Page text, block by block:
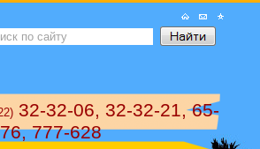
32-32-06, 32-32-21, 65-
777-628